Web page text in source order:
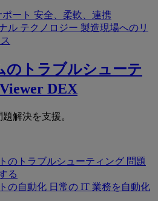
ート 安全、柔軟、連携
ル テクノロジー 製造現場へのリ
のトラブルシューテ
DEX
解決を支援。
のトラブルシューティング 問題
る
の自動化 日常の IT 業務を自動化